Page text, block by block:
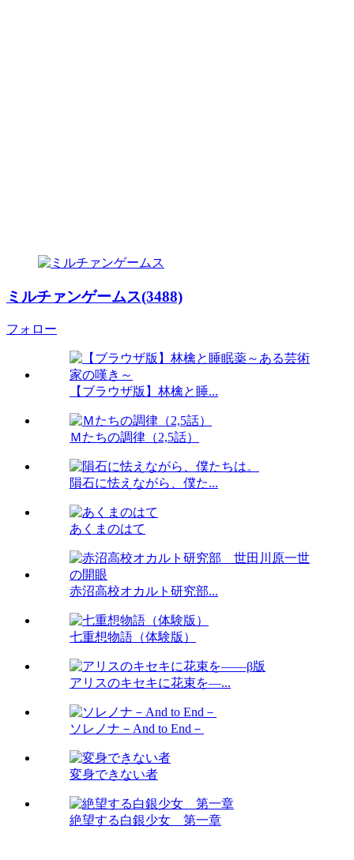
ミルチァンゲームス(3488)
フォロー
【ブラウザ版】林檎と睡...
Ｍたちの調律（2,5話）
隕石に怯えながら、僕た...
あくまのはて
赤沼高校オカルト研究部...
七重想物語（体験版）
アリスのキセキに花束を―...
ソレノナ－And to End－
変身できない者
絶望する白銀少女 第一章